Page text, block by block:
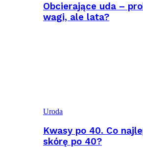
Obcierające uda –
wagi, ale lata?
Uroda
Kwasy po 40. Co
skórę po 40?